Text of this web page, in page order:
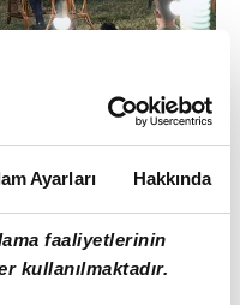
Ayarları Hakkında
faaliyetlerinin
kullanılmaktadır.
Başkan
buluştu |